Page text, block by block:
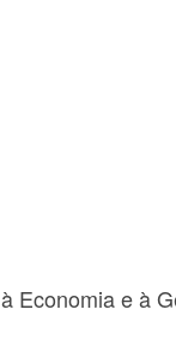
Economia e à